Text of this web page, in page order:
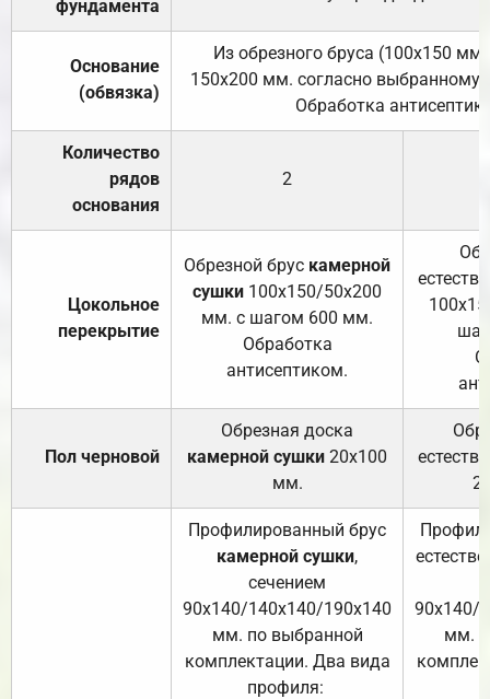
фундамента
Основание
(обвязка)
Из обрезного бруса (100х150
150х200 мм. согласно выбранному
Обработка
Количество
рядов
основания
2
Цокольное
перекрытие
Обрезной брус камерной
сушки 100х150/50х200
мм. с шагом 600 мм.
Обработка
антисептиком.
Пол черновой
Обрезная доска
камерной сушки 20х100
мм.
Профилированный брус
камерной сушки,
сечением
90х140/140х140/190х140
мм. по выбранной
комплектации. Два вида
профиля:
90х140/
мм.